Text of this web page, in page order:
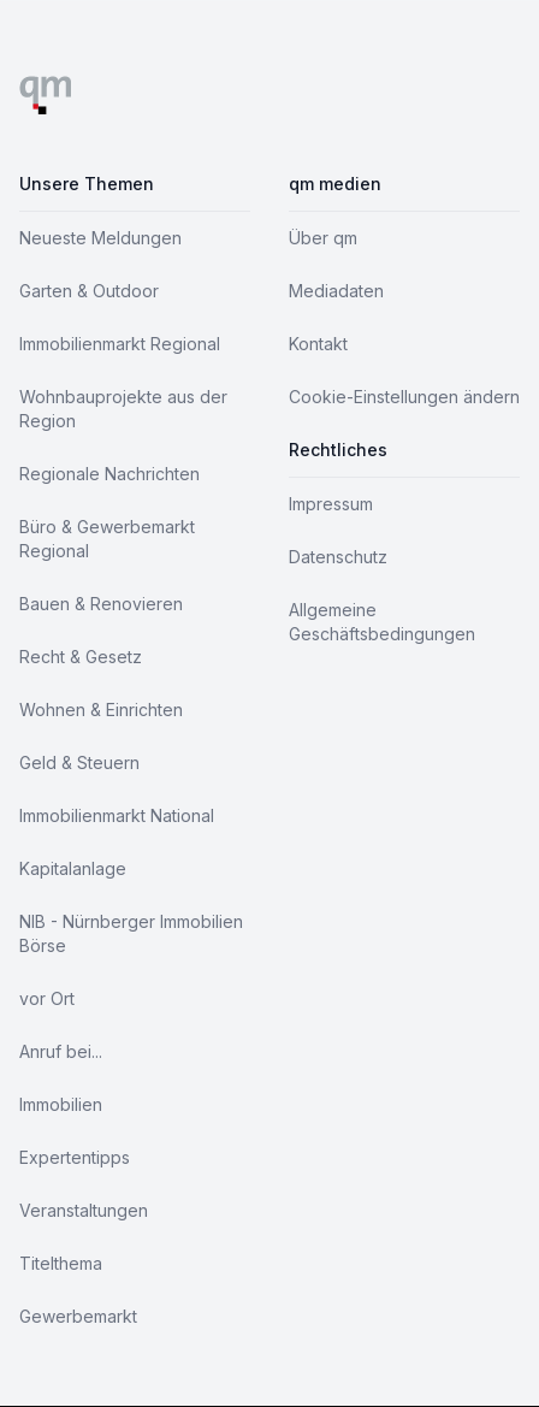
Unsere Themen
Neueste Meldungen
Garten & Outdoor
Immobilienmarkt Regional
Wohnbauprojekte aus der
Region
Regionale Nachrichten
Büro & Gewerbemarkt
Regional
Bauen & Renovieren
Recht & Gesetz
Wohnen & Einrichten
Geld & Steuern
Immobilienmarkt National
Kapitalanlage
NIB - Nürnberger Immobilien
Börse
vor Ort
Anruf bei...
Immobilien
Expertentipps
Veranstaltungen
Titelthema
Gewerbemarkt
qm medien
Über qm
Mediadaten
Kontakt
Cookie-Einstellungen ändern
Rechtliches
Impressum
Datenschutz
Allgemeine
Geschäftsbedingungen